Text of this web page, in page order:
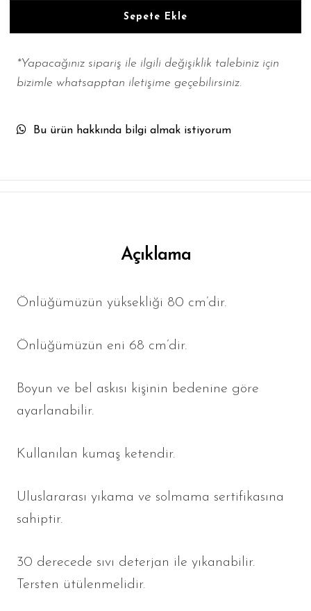
Sepete Ekle
*Yapacağınız sipariş ile ilgili değişiklik talebiniz için
bizimle whatsapptan iletişime geçebilirsiniz.
Bu ürün hakkında bilgi almak istiyorum
Açıklama
Önlüğümüzün yüksekliği 80 cm’dir.
Önlüğümüzün eni 68 cm’dir.
Boyun ve bel askısı kişinin bedenine göre
ayarlanabilir.
Kullanılan kumaş ketendir.
Uluslararası yıkama ve solmama sertifikasına
sahiptir.
30 derecede sıvı deterjan ile yıkanabilir.
Tersten ütülenmelidir.